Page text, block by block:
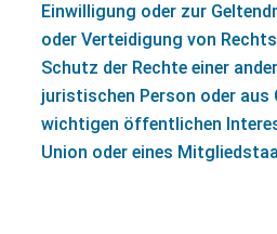
Einwilligung oder zur
oder Verteidigung von
Schutz der Rechte einer
juristischen Person oder aus
wichtigen öffentlichen
Union oder eines